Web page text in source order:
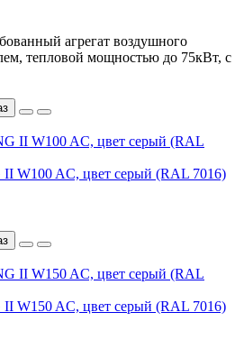
агрегат воздушного
тепловой мощностью до 75кВт, с
II W100 AC, цвет серый (RAL 7016)
II W150 AC, цвет серый (RAL 7016)